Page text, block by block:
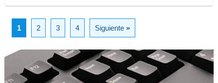
1 2 3 4 Siguiente»